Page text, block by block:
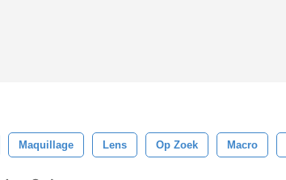
Maquillage Lens Op Zoek Macro